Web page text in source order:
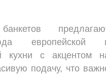
европейской
кухни с акцентом
подачу, что